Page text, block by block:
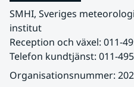
SMHI, Sveriges
institut
Reception och växel: 011-
Telefon kundtjänst: 011-
Organisationsnummer: